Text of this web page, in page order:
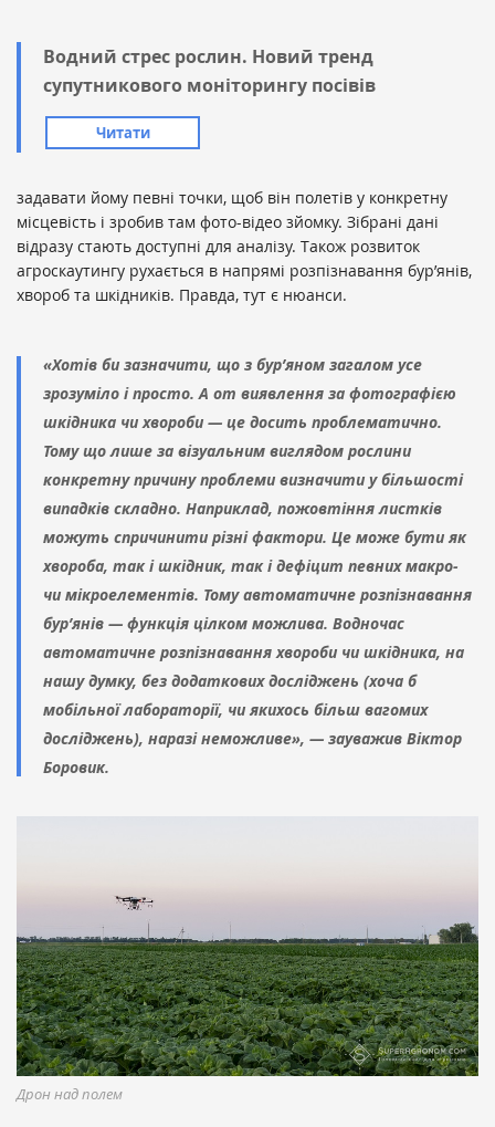
Водний стрес рослин. Новий тренд
супутникового моніторингу посівів
Читати
задавати йому певні точки, щоб він полетів у конкретну
місцевість і зробив там фото-відео зйомку. Зібрані дані
відразу стають доступні для аналізу. Також розвиток
агроскаутингу рухається в напрямі розпізнавання бур’янів,
хвороб та шкідників. Правда, тут є нюанси.
«Хотів би зазначити, що з бур’яном загалом усе
зрозуміло і просто. А от виявлення за фотографією
шкідника чи хвороби — це досить проблематично.
Тому що лише за візуальним виглядом рослини
конкретну причину проблеми визначити у більшості
випадків складно. Наприклад, пожовтіння листків
можуть спричинити різні фактори. Це може бути як
хвороба, так і шкідник, так і дефіцит певних макро-
чи мікроелементів. Тому автоматичне розпізнавання
бур’янів — функція цілком можлива. Водночас
автоматичне розпізнавання хвороби чи шкідника, на
нашу думку, без додаткових досліджень (хоча б
мобільної лабораторії, чи якихось більш вагомих
досліджень), наразі неможливе», — зауважив Віктор
Боровик.
Дрон над полем